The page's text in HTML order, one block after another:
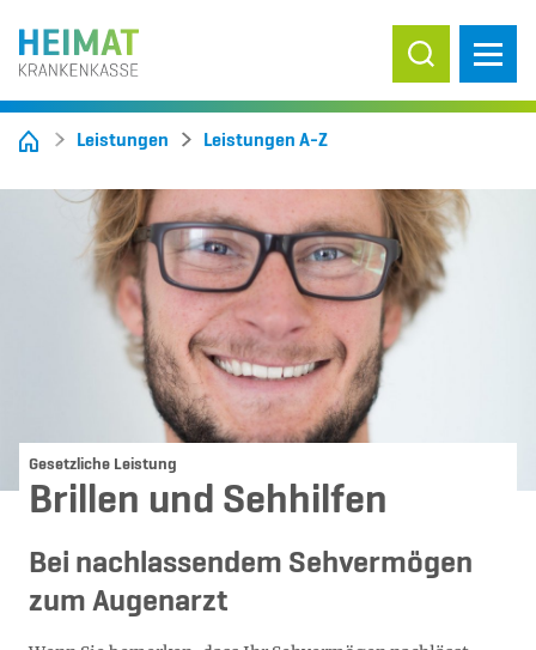
Suche ein-/
Leistungen Leistungen A-Z
Gesetzliche Leistung
Brillen und Sehhilfen
Bei nachlassendem Sehvermögen
zum Augenarzt